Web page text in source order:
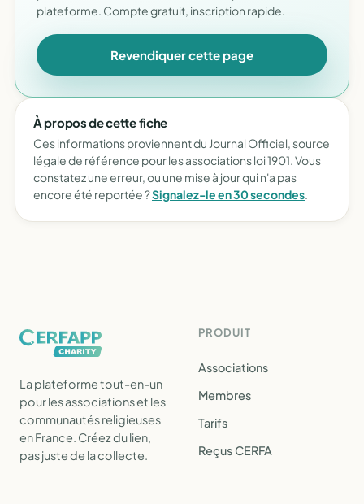
plateforme. Compte gratuit, inscription rapide.
Revendiquer cette page
À propos de cette fiche
Ces informations proviennent du Journal Officiel, source
légale de référence pour les associations loi 1901. Vous
constatez une erreur, ou une mise à jour qui n'a pas
encore été reportée ?Signalez-le en 30 secondes.
La plateforme tout-en-un
pour les associations et les
communautés religieuses
en France. Créez du lien,
pas juste de la collecte.
PRODUIT
Associations
Membres
Tarifs
Reçus CERFA